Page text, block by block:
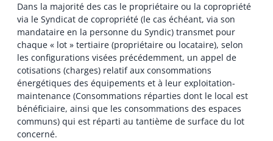
Dans la majorité des cas le propriétaire ou la copropriété
via le Syndicat de copropriété (le cas échéant, via son
mandataire en la personne du Syndic) transmet pour
chaque « lot » tertiaire (propriétaire ou locataire), selon
les configurations visées précédemment, un appel de
cotisations (charges) relatif aux consommations
énergétiques des équipements et à leur exploitation-
maintenance (Consommations réparties dont le local est
bénéficiaire, ainsi que les consommations des espaces
communs) qui est réparti au tantième de surface du lot
concerné.